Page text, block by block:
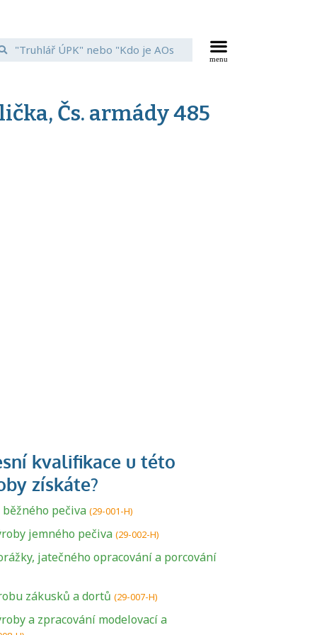
Čs. armády 485
pečiva (29-001-H)
jemného pečiva (29-002-H)
jatečného opracování a porcování
zákusků a dortů (29-007-H)
a zpracování modelovací a